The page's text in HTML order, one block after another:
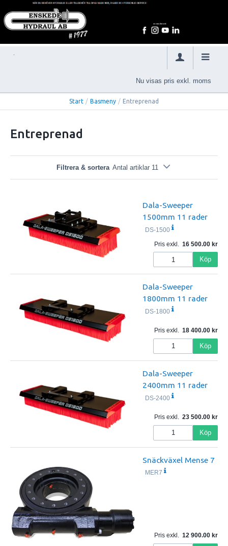
Nu visas pris exkl. moms
Start / Basmeny / Entreprenad
Entreprenad
Filtrera & sortera Antal artiklar 11
Dala-Sweeper
1500mm 11 rader
DS-1500
Pris exkl. 16 500.00
Köp
Dala-Sweeper
1800mm 11 rader
DS-1800
Pris exkl. 18 400.00
Köp
Dala-Sweeper
2400mm 11 rader
DS-2400
Pris exkl. 23 500.00
Köp
Snäckväxel Mense 7
MER7
Pris exkl. 12 900.00